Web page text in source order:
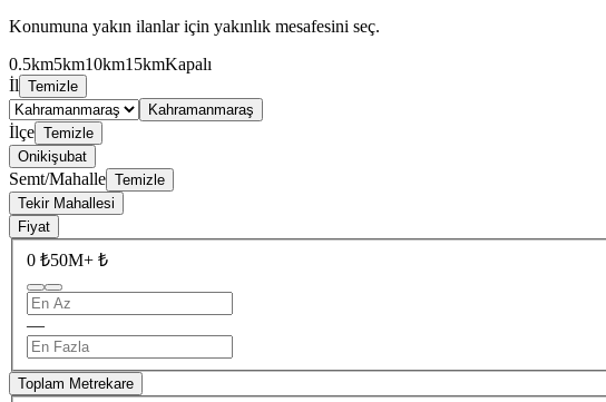
Konumuna yakın ilanlar için yakınlık mesafesini seç.
0.5km5km10km15kmKapalı
İl Temizle
Kahramanmaraş
İlçe Temizle
Onikişubat
Semt/Mahalle Temizle
Tekir Mahallesi
Fiyat
0 ₺50M+ ₺
—
Toplam Metrekare